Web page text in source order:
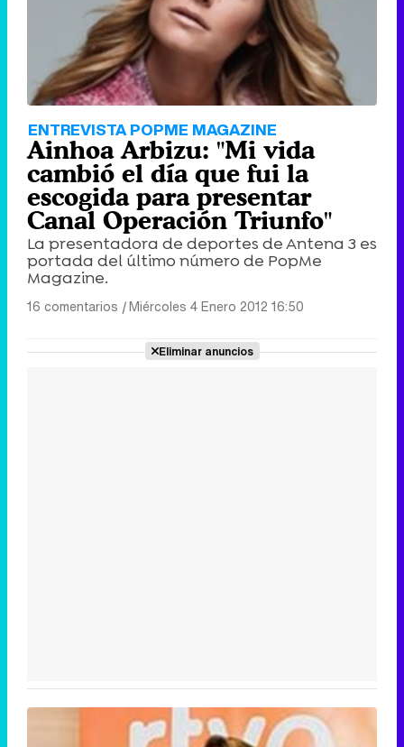
ENTREVISTA POPME MAGAZINE
Ainhoa Arbizu: "Mi vida
cambió el día que fui la
escogida para presentar
Canal Operación Triunfo"
La presentadora de deportes de Antena 3 es
portada del último número de PopMe
Magazine.
16 comentarios |Miércoles 4 Enero 2012 16:50
Eliminar anuncios